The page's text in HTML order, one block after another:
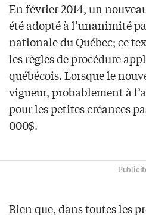
En février 2014, un
été adopté à l’unanimité
nationale du Québec; ce
les règles de procédure
québécois. Lorsque le
vigueur, probablement à
pour les petites créances
000$.
Bien que, dans toutes les